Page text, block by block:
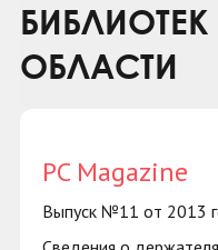
ОБЛАСТИ
PC Magazine
Выпуск №11 от 2013